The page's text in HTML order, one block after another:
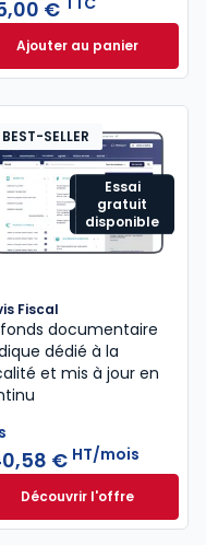
€
Ajouter au panier
Mémento Fiscal
à 199,00 € TTC
Essai
gratuit
disponible
BEST-SELLER
Fiscal
documentaire
dédié à la
et mis à jour en
€ HT/mois
Découvrir l'offre
Navis Fiscal à
Dès